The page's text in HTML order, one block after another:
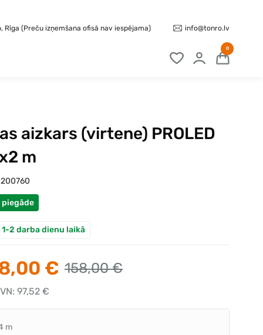
Rīga (Preču izņemšana ofisā nav iespējama) info@tonro.lv
0
aizkars (virtene) PROLED
m
200760
piegāde
1-2 darba dienu laikā
€ 158,00 €
97,52 €
m